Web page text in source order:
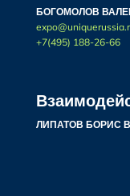
БОГОМОЛОВ
+7(495) 188-26-66
ЛИПАТОВ БОРИС